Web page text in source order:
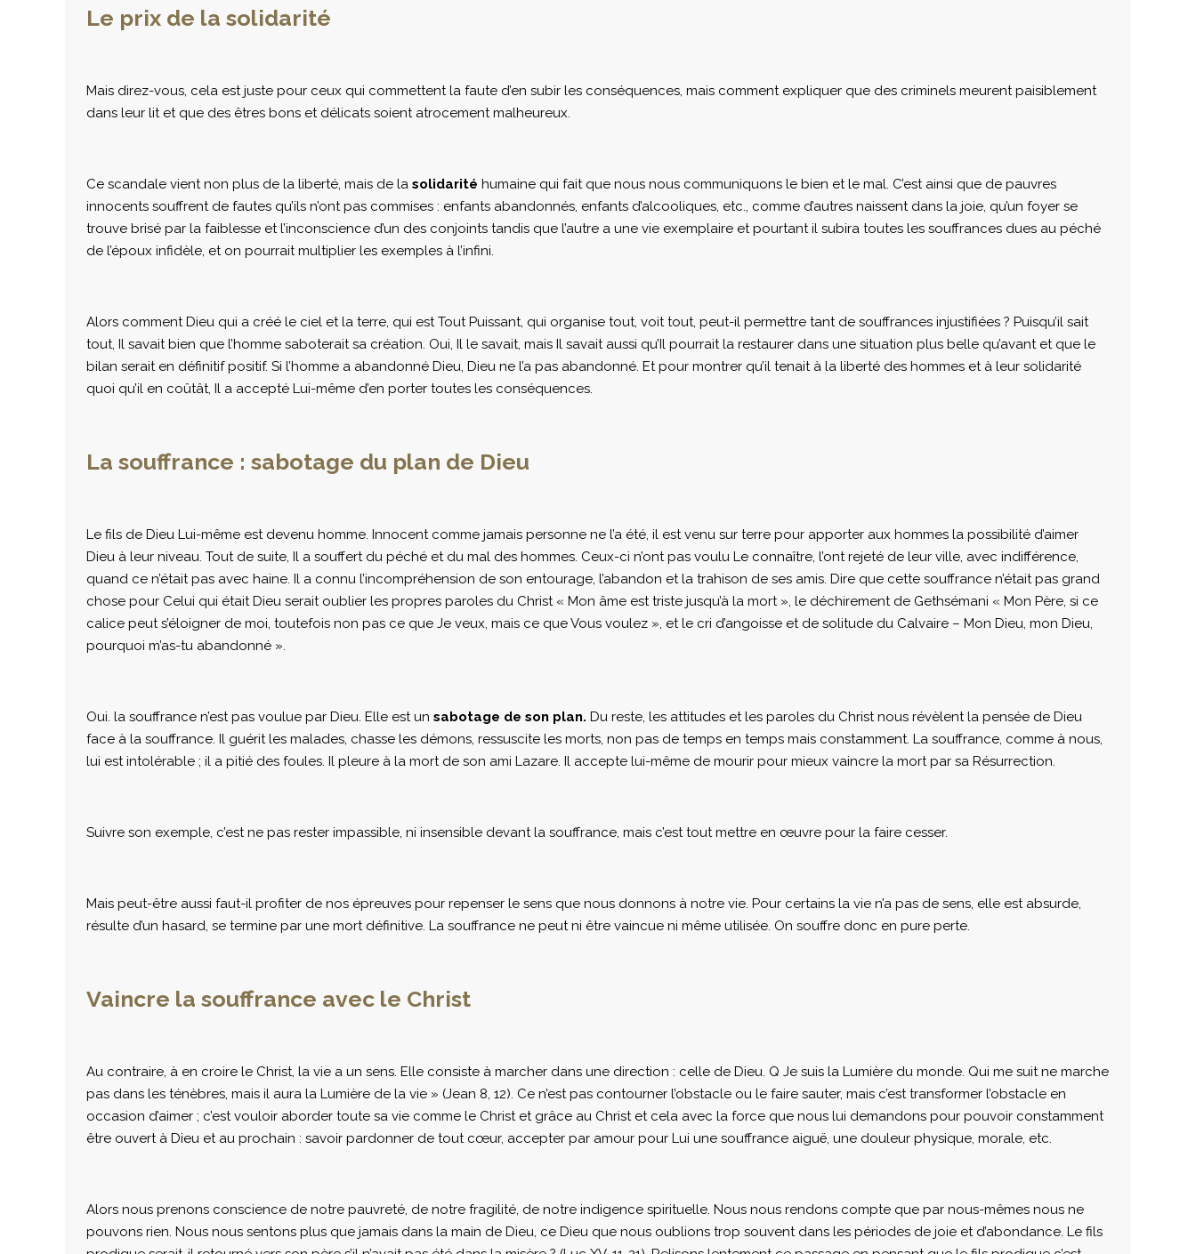
Le prix de la solidarité
Mais direz-vous, cela est juste pour ceux qui commettent la faute d’en subir les conséquences, mais comment expliquer que des criminels meurent paisiblement
dans leur lit et que des êtres bons et délicats soient atrocement malheureux.
Ce scandale vient non plus de la liberté, mais de lasolidarité humaine qui fait que nous nous communiquons le bien et le mal. C’est ainsi que de pauvres
innocents souffrent de fautes qu’ils n’ont pas commises : enfants abandonnés, enfants d’alcooliques, etc., comme d’autres naissent dans la joie, qu’un foyer se
trouve brisé par la faiblesse et l’inconscience d’un des conjoints tandis que l’autre a une vie exemplaire et pourtant il subira toutes les souffrances dues au péché
de l’époux infidèle, et on pourrait multiplier les exemples à l’infini.
Alors comment Dieu qui a créé le ciel et la terre, qui est Tout Puissant, qui organise tout, voit tout, peut-il permettre tant de souffrances injustifiées ? Puisqu’il sait
tout, Il savait bien que l’homme saboterait sa création. Oui, Il le savait, mais Il savait aussi qu’Il pourrait la restaurer dans une situation plus belle qu’avant et que le
bilan serait en définitif positif. Si l’homme a abandonné Dieu, Dieu ne l’a pas abandonné. Et pour montrer qu’il tenait à la liberté des hommes et à leur solidarité
quoi qu’il en coûtât, Il a accepté Lui-même d’en porter toutes les conséquences.
La souffrance : sabotage du plan de Dieu
Le fils de Dieu Lui-même est devenu homme. Innocent comme jamais personne ne l’a été, il est venu sur terre pour apporter aux hommes la possibilité d’aimer
Dieu à leur niveau. Tout de suite, Il a souffert du péché et du mal des hommes. Ceux-ci n’ont pas voulu Le connaître, l’ont rejeté de leur ville, avec indifférence,
quand ce n’était pas avec haine. Il a connu l’incompréhension de son entourage, l’abandon et la trahison de ses amis. Dire que cette souffrance n’était pas grand
chose pour Celui qui était Dieu serait oublier les propres paroles du Christ « Mon âme est triste jusqu’à la mort », le déchirement de Gethsémani « Mon Père, si ce
calice peut s’éloigner de moi, toutefois non pas ce que Je veux, mais ce que Vous voulez », et le cri d’angoisse et de solitude du Calvaire – Mon Dieu, mon Dieu,
pourquoi m’as-tu abandonné ».
Oui. la souffrance n’est pas voulue par Dieu. Elle est unsabotage de son plan. Du reste, les attitudes et les paroles du Christ nous révèlent la pensée de Dieu
face à la souffrance. Il guérit les malades, chasse les démons, ressuscite les morts, non pas de temps en temps mais constamment. La souffrance, comme à nous,
lui est intolérable ; il a pitié des foules. Il pleure à la mort de son ami Lazare. Il accepte lui-même de mourir pour mieux vaincre la mort par sa Résurrection.
Suivre son exemple, c’est ne pas rester impassible, ni insensible devant la souffrance, mais c’est tout mettre en œuvre pour la faire cesser.
Mais peut-être aussi faut-il profiter de nos épreuves pour repenser le sens que nous donnons à notre vie. Pour certains la vie n’a pas de sens, elle est absurde,
résulte d’un hasard, se termine par une mort définitive. La souffrance ne peut ni être vaincue ni même utilisée. On souffre donc en pure perte.
Vaincre la souffrance avec le Christ
Au contraire, à en croire le Christ, la vie a un sens. Elle consiste à marcher dans une direction : celle de Dieu. Q Je suis la Lumière du monde. Qui me suit ne marche
pas dans les ténèbres, mais il aura la Lumière de la vie » (Jean 8, 12). Ce n’est pas contourner l’obstacle ou le faire sauter, mais c’est transformer l’obstacle en
occasion d’aimer ; c’est vouloir aborder toute sa vie comme le Christ et grâce au Christ et cela avec la force que nous lui demandons pour pouvoir constamment
être ouvert à Dieu et au prochain : savoir pardonner de tout cœur, accepter par amour pour Lui une souffrance aiguë, une douleur physique, morale, etc.
Alors nous prenons conscience de notre pauvreté, de notre fragilité, de notre indigence spirituelle. Nous nous rendons compte que par nous-mêmes nous ne
pouvons rien. Nous nous sentons plus que jamais dans la main de Dieu, ce Dieu que nous oublions trop souvent dans les périodes de joie et d’abondance. Le fils